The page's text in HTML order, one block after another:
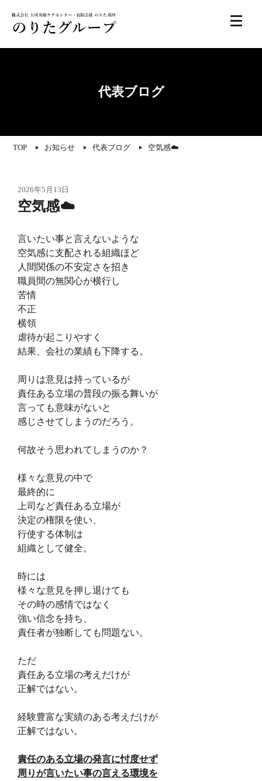
代表ブログ
TOP お知らせ 代表ブログ 空気感☁️
2026年5月13日
空気感☁️
言いたい事と言えないような
空気感に支配される組織ほど
人間関係の不安定さを招き
職員間の無関心が横行し
苦情
不正
横領
虐待が起こりやすく
結果、会社の業績も下降する。
周りは意見は持っているが
責任ある立場の普段の振る舞いが
言っても意味がないと
感じさせてしまうのだろう。
何故そう思われてしまうのか？
様々な意見の中で
最終的に
上司など責任ある立場が
決定の権限を使い、
行使する体制は
組織として健全。
時には
様々な意見を押し退けても
その時の感情ではなく
強い信念を持ち、
責任者が独断しても問題ない。
ただ
責任ある立場の考えだけが
正解ではない。
経験豊富な実績のある考えだけが
正解ではない。
責任のある立場の発言に忖度せず
周りが言いたい事の言える環境を